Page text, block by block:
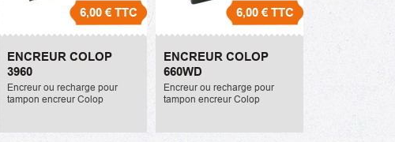
6,00 €TTC
ENCREUR COLOP
3960
Encreur ou recharge pour
tampon encreur Colop
6,00 €
6,00 €TTC
ENCREUR COLOP
660WD
Encreur ou recharge pour
tampon encreur Colop
6,00 €